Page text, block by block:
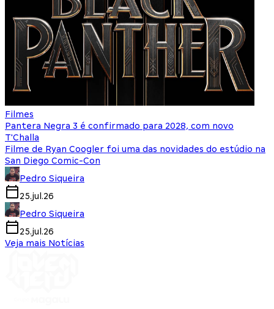
Filmes
Pantera Negra 3 é confirmado para 2028, com novo
T'Challa
Filme de Ryan Coogler foi uma das novidades do estúdio na
San Diego Comic-Con
Pedro Siqueira
25.jul.26
Pedro Siqueira
25.jul.26
Veja mais Notícias